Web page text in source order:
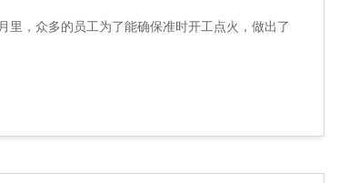
，众多的员工为了能确保准时开工点火，做出了